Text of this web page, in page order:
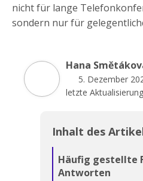
nicht für lange
sondern nur für
Hana
5. Dezember
letzte Aktualisierung
Inhalt des
Häufig gestellte
Antworten